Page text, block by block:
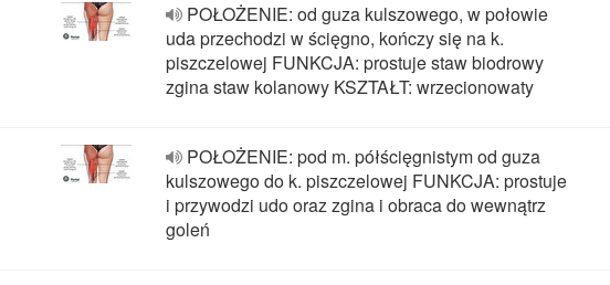
POŁOŻENIE: od guza kulszowego, w połowie
uda przechodzi w ścięgno, kończy się na k.
piszczelowej FUNKCJA: prostuje staw biodrowy
zgina staw kolanowy KSZTAŁT: wrzecionowaty
POŁOŻENIE: pod m. półścięgnistym od guza
kulszowego do k. piszczelowej FUNKCJA: prostuje
i przywodzi udo oraz zgina i obraca do wewnątrz
goleń